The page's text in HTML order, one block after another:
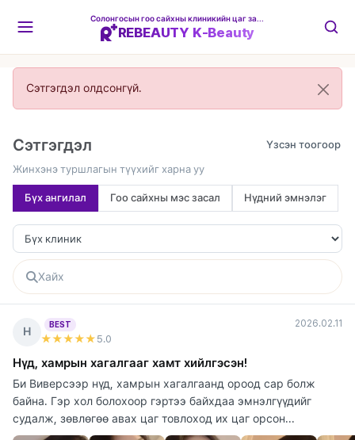
REBEAUTY K-Beauty
Сэтгэгдэл олдсонгүй.
Сэтгэгдэл
Жинхэнэ туршлагын түүхийг харна уу
Бүх ангилал Гоо сайхны мэс засал Нүдний эмнэлэг
Н
BEST
★★★★★ 5.0
2026.02.11
Нүд, хамрын хагалгааг хамт хийлгэсэн!
Би Виверсээр нүд, хамрын хагалгаанд ороод сар болж
байна. Гэр хол болохоор гэртээ байхдаа эмнэлгүүдийг
судалж, зөвлөгөө авах цаг товлоход их цаг орсон...